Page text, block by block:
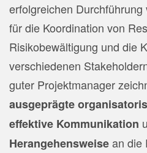
erfolgreichen
für die Koordination von
Risikobewältigung und die
verschiedenen
guter Projektmanager
ausgeprägte
effektive Kommunikation
Herangehensweisean die